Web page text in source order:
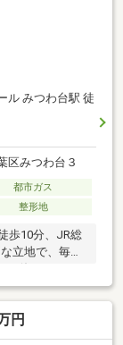
ル みつわ台駅 徒
区みつわ台３
都市ガス
整形地
歩10分、JR総
立地で、毎日
の使いやすい
りや風通しにも
小学校まで徒歩
ない、子育て
】建築条件
円